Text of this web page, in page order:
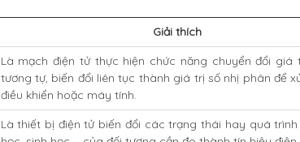
Giải thích
Là mạch điện tử thực hiện chức năng chuyển đổi giá
tương tự, biến đổi liên tục thành giá trị số nhị phân để
điều khiển hoặc máy tính.
Là thiết bị điện tử biến đổi các trạng thái hay quá